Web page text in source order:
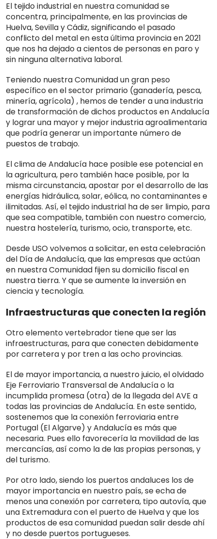
El tejido industrial en nuestra comunidad se
concentra, principalmente, en las provincias de
Huelva, Sevilla y Cádiz, significando el pasado
conflicto del metal en esta última provincia en 2021
que nos ha dejado a cientos de personas en paro y
sin ninguna alternativa laboral.
Teniendo nuestra Comunidad un gran peso
específico en el sector primario (ganadería, pesca,
minería, agrícola) , hemos de tender a una industria
de transformación de dichos productos en Andalucía
y lograr una mayor y mejor industria agroalimentaria
que podría generar un importante número de
puestos de trabajo.
El clima de Andalucía hace posible ese potencial en
la agricultura, pero también hace posible, por la
misma circunstancia, apostar por el desarrollo de las
energías hidráulica, solar, eólica, no contaminantes e
ilimitadas. Así, el tejido industrial ha de ser limpio, para
que sea compatible, también con nuestro comercio,
nuestra hostelería, turismo, ocio, transporte, etc.
Desde USO volvemos a solicitar, en esta celebración
del Día de Andalucía, que las empresas que actúan
en nuestra Comunidad fijen su domicilio fiscal en
nuestra tierra. Y que se aumente la inversión en
ciencia y tecnología.
Infraestructuras que conecten la región
Otro elemento vertebrador tiene que ser las
infraestructuras, para que conecten debidamente
por carretera y por tren a las ocho provincias.
El de mayor importancia, a nuestro juicio, el olvidado
Eje Ferroviario Transversal de Andalucía o la
incumplida promesa (otra) de la llegada del AVE a
todas las provincias de Andalucía. En este sentido,
sostenemos que la conexión ferroviaria entre
Portugal (El Algarve) y Andalucía es más que
necesaria. Pues ello favorecería la movilidad de las
mercancías, así como la de las propias personas, y
del turismo.
Por otro lado, siendo los puertos andaluces los de
mayor importancia en nuestro país, se echa de
menos una conexión por carretera, tipo autovía, que
una Extremadura con el puerto de Huelva y que los
productos de esa comunidad puedan salir desde ahí
y no desde puertos portugueses.